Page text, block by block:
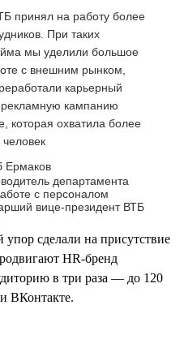
принял на работу более
При таких
мы уделили большое
с внешним рынком,
карьерный
рекламную кампанию
которая охватила более
Ермаков
департамента
с персоналом
вице-президент ВТБ
сделали на присутствие
HR-бренд
в три раза — до 120
ВКонтакте.